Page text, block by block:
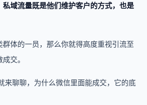
私域流量既是他们维护客户的方式，也是
体的一员，那么你就得高度重视引流至
交。
来聊聊，为什么微信里面能成交，它的底